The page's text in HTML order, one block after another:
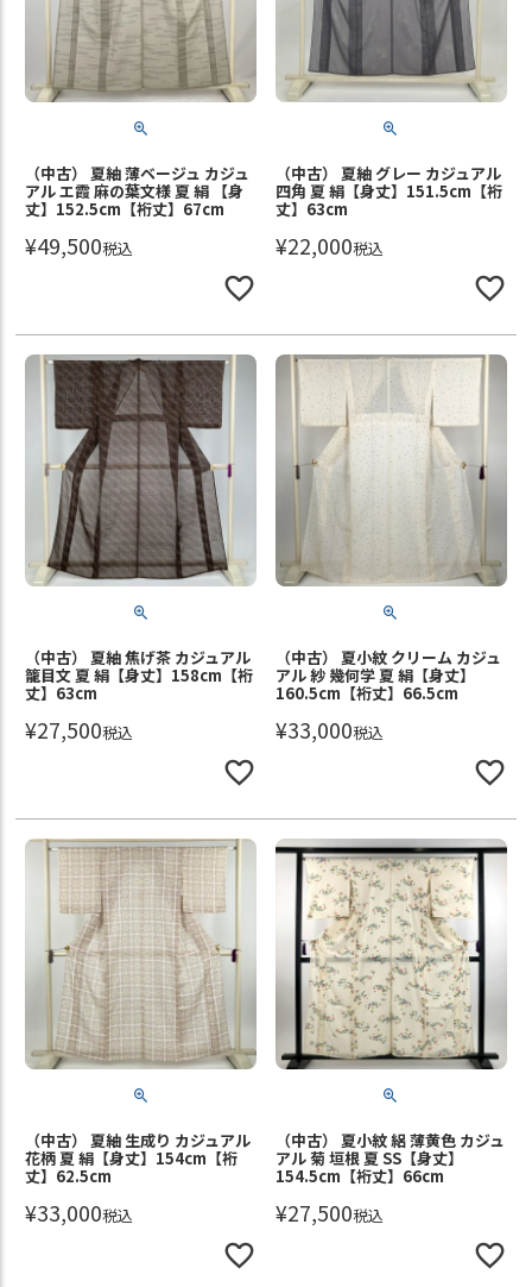
（中古） 夏紬 薄ベージュ カジュ
アル エ霞 麻の葉文様 夏 絹 【身
丈】152.5cm【裄丈】67cm
¥49,500税込
（中古） 夏紬 グレー カジュアル
四角 夏 絹【身丈】151.5cm【裄
丈】63cm
¥22,000税込
（中古） 夏紬 焦げ茶 カジュアル
籠目文 夏 絹【身丈】158cm【裄
丈】63cm
¥27,500税込
（中古） 夏小紋 クリーム カジュ
アル 紗 幾何学 夏 絹【身丈】
160.5cm【裄丈】66.5cm
¥33,000税込
（中古） 夏紬 生成り カジュアル
花柄 夏 絹【身丈】154cm【裄
丈】62.5cm
¥33,000税込
（中古） 夏小紋 絽 薄黄色 カジュ
アル 菊 垣根 夏 SS【身丈】
154.5cm【裄丈】66cm
¥27,500税込